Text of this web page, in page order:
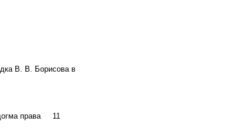
В. В. Борисова в
догма права 11